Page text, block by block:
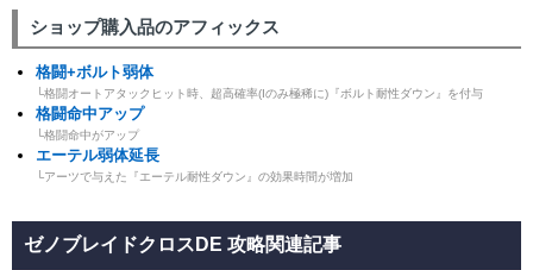
ショップ購入品のアフィックス
格闘+ボルト弱体
└格闘オートアタックヒット時、超高確率(Iのみ極稀に)『ボルト耐性ダウン』を付与
格闘命中アップ
└格闘命中がアップ
エーテル弱体延長
└アーツで与えた『エーテル耐性ダウン』の効果時間が増加
ゼノブレイドクロスDE 攻略関連記事